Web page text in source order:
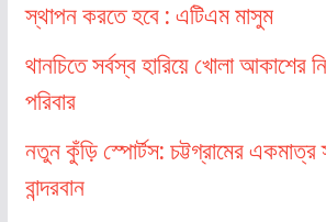
স্থাপন করতে হবে : এটিএম মাসুম
থানচিতে সর্বস্ব হারিয়ে খোলা আকাশের
পরিবার
নতুন কুঁড়ি স্পোর্টস: চট্টগ্রামের
বান্দরবান